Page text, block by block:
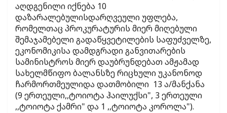
აღდგენილი იქნება 10
დაზარალებულისდარღვეული უფლება,
რომელთაც პროკურატურის მიერ მიღებული
შემაჯამებელი გადაწყვეტილების საფუძველზე,
ეკონომიკისა დამდგრადი განვითარების
სამინისტროს მიერ დაუბრუნდებათ ამჟამად
სახელმწიფო ბალანსზე რიცხული უკანონოდ
ჩარმორთმეულიდა დათმობილი 13 ა/მანქანა
(9 ერთეული,,ტოიოტა ჰაილუქსი", 3 ერთეული
,,ტოიოტა ქამრი" და 1 ,,ტოიოტა კოროლა").